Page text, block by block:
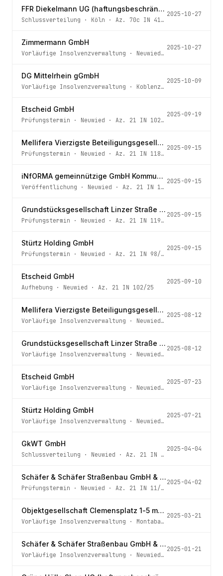
FFR Diekelmann UG (haftungsbeschränkt)
Schlussverteilung · Köln · Az. 70c IN 41/23
2025-10-27
Zimmermann GmbH
Vorläufige Insolvenzverwaltung · Neuwied· Az.
2025-10-27
DG Mittelrhein gGmbH
Vorläufige Insolvenzverwaltung · Koblenz· Az.
2025-10-09
Etscheid GmbH
Prüfungstermin · Neuwied · Az. 21 IN 102/25
2025-09-19
Mellifera Vierzigste Beteiligungsgesellschaft mbH
Prüfungstermin · Neuwied · Az. 21 IN 118/25
2025-09-15
iNfORMA gemeinnützige GmbH Kommunikation/Bildung/ Arbeit
Veröffentlichung · Neuwied · Az. 21 IN 140/25
2025-09-15
Grundstücksgesellschaft Linzer Straße GmbH
Prüfungstermin · Neuwied · Az. 21 IN 119/25
2025-09-15
Stürtz Holding GmbH
Prüfungstermin · Neuwied · Az. 21 IN 98/25
2025-09-15
Etscheid GmbH
Aufhebung · Neuwied · Az. 21 IN 102/25
2025-09-10
Mellifera Vierzigste Beteiligungsgesellschaft mbH
Vorläufige Insolvenzverwaltung · Neuwied· Az.
2025-08-12
Grundstücksgesellschaft Linzer Straße GmbH
Vorläufige Insolvenzverwaltung · Neuwied· Az.
2025-08-12
Etscheid GmbH
Vorläufige Insolvenzverwaltung · Neuwied· Az.
2025-07-23
Stürtz Holding GmbH
Vorläufige Insolvenzverwaltung · Neuwied· Az.
2025-07-21
GkWT GmbH
Schlussverteilung · Neuwied · Az. 21 IN 103/18
2025-04-04
Schäfer & Schäfer Straßenbau GmbH & Co. KG
Prüfungstermin · Neuwied · Az. 21 IN 11/25
2025-04-02
Objektgesellschaft Clemensplatz 1-5 mbH & Co. KG
Vorläufige Insolvenzverwaltung · Montabaur
2025-03-21
Schäfer & Schäfer Straßenbau GmbH & Co. KG
Vorläufige Insolvenzverwaltung · Neuwied· Az.
2025-01-21